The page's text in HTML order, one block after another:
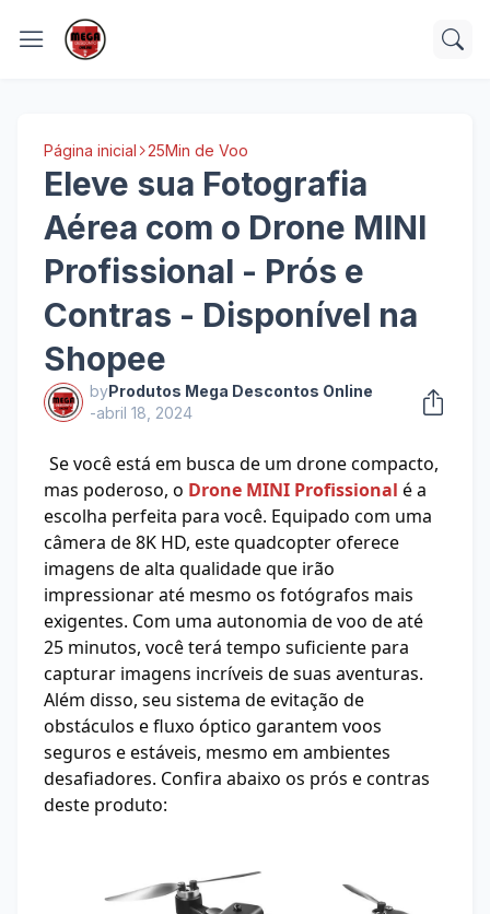
Página inicial 25Min de Voo
Eleve sua Fotografia
Aérea com o Drone MINI
Profissional - Prós e
Contras - Disponível na
Shopee
byProdutos Mega Descontos Online
-abril 18, 2024
Se você está em busca de um drone compacto,
mas poderoso, o Drone MINI Profissional é a
escolha perfeita para você. Equipado com uma
câmera de 8K HD, este quadcopter oferece
imagens de alta qualidade que irão
impressionar até mesmo os fotógrafos mais
exigentes. Com uma autonomia de voo de até
25 minutos, você terá tempo suficiente para
capturar imagens incríveis de suas aventuras.
Além disso, seu sistema de evitação de
obstáculos e fluxo óptico garantem voos
seguros e estáveis, mesmo em ambientes
desafiadores. Confira abaixo os prós e contras
deste produto: